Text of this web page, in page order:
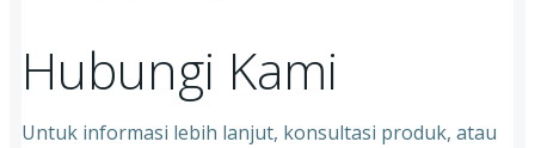
Hubungi Kami
Untuk informasi lebih lanjut, konsultasi produk, atau